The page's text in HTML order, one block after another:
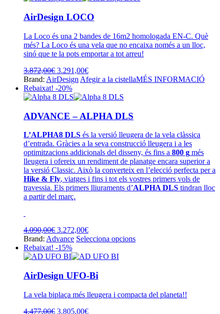
AirDesign LOCO
La Loco és una 2 bandes de 16m2 homologada EN-C. Què
més? La Loco és una vela que no encaixa només a un lloc,
sinó que te la pots emportar a tot arreu!
3.872,00€ El
preu
original
era:
3.291,00€El
preu
és:
Brand: AirDesign Afegir a la cistellaMÉS INFORMACIÓ
Rebaixat! -20%
ADVANCE – ALPHA DLS
L’ALPHA8 DLS és la versió lleugera de la vela clàssica
d’entrada. Gràcies a la seva construcció lleugera i a les
optimitzacions addicionals del disseny, és fins a 800 g més
lleugera i ofereix un rendiment de planatge encara superior a
la versió Classic. Això la converteix en l’elecció perfecta per a
Hike & Fly, viatges i fins i tot els vostres primers vols de
travessia. Els primers lliuraments d’ALPHA DLS tindran lloc
a partir del març.
4.090,00€ El
preu
original
era:
3.272,00€El
preu
és:
Brand: Advance Selecciona opcionsAquest
opcions
es
Rebaixat! -15%
AirDesign UFO-Bi
La vela biplaça més lleugera i compacta del planeta!!
4.477,00€ El
3.805,00€El